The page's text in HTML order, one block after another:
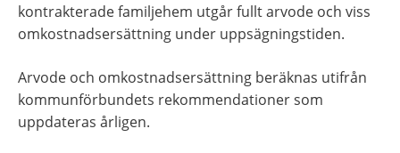
kontrakterade familjehem utgår fullt arvode och viss
omkostnadsersättning under uppsägningstiden.
Arvode och omkostnadsersättning beräknas utifrån
kommunförbundets rekommendationer som
uppdateras årligen.